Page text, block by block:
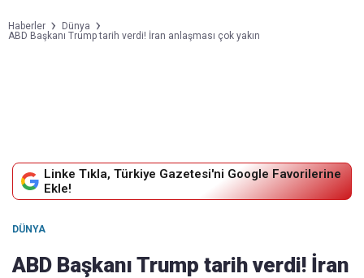
Haberler
Dünya
ABD Başkanı Trump tarih verdi! İran anlaşması çok yakın
Linke Tıkla, Türkiye Gazetesi'ni Google Favorilerine
Ekle!
DÜNYA
ABD Başkanı Trump tarih verdi! İran